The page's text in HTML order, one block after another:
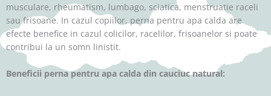
musculare, rheumatism, lumbago, sciatica, menstruatie raceli
sau frisoane. In cazul copiilor, perna pentru apa calda are
efecte benefice in cazul colicilor, racelilor, frisoanelor si poate
contribui la un somn linistit.
Beneficii perna pentru apa calda din cauciuc natural: